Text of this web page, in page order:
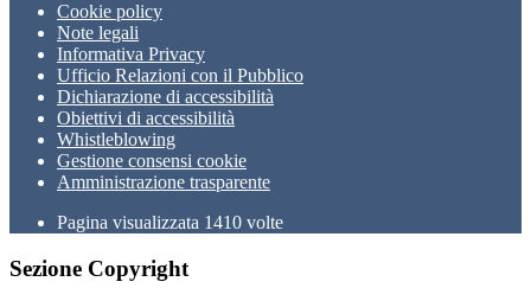
Cookie policy
Note legali
Informativa Privacy
Ufficio Relazioni con il Pubblico
Dichiarazione di accessibilità
Obiettivi di accessibilità
Whistleblowing
Gestione consensi cookie
Amministrazione trasparente
Pagina visualizzata 1410 volte
Sezione Copyright